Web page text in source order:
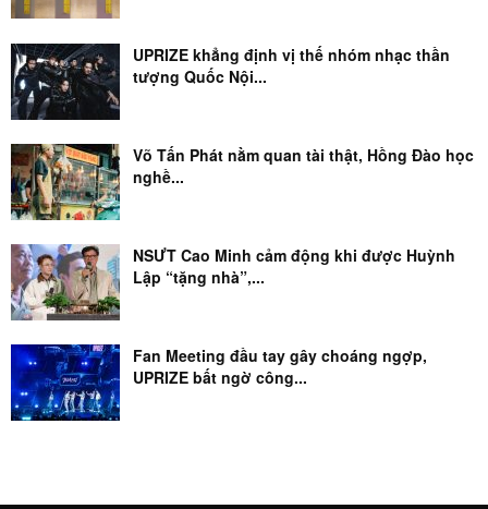
UPRIZE khẳng định vị thế nhóm nhạc thần
tượng Quốc Nội...
Võ Tấn Phát nằm quan tài thật, Hồng Đào học
nghề...
NSƯT Cao Minh cảm động khi được Huỳnh
Lập “tặng nhà”,...
Fan Meeting đầu tay gây choáng ngợp,
UPRIZE bất ngờ công...